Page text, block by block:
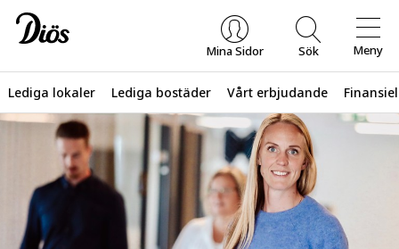
Mina Sidor Sök Meny
Lediga lokaler Lediga bostäder Vårt erbjudande
Vad letar du efter?